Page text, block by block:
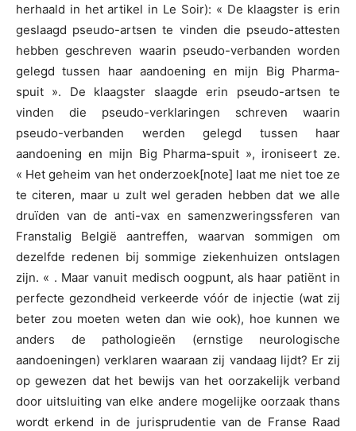
herhaald in het artikel in Le Soir): « De klaagster is erin
geslaagd pseudo-artsen te vinden die pseudo-attesten
hebben geschreven waarin pseudo-verbanden worden
gelegd tussen haar aandoening en mijn Big Pharma-
spuit ». De klaagster slaagde erin pseudo-artsen te
vinden die pseudo-verklaringen schreven waarin
pseudo-verbanden werden gelegd tussen haar
aandoening en mijn Big Pharma-spuit », ironiseert ze.
« Het geheim van het onderzoek[note] laat me niet toe ze
te citeren, maar u zult wel geraden hebben dat we alle
druïden van de anti-vax en samenzweringssferen van
Franstalig België aantreffen, waarvan sommigen om
dezelfde redenen bij sommige ziekenhuizen ontslagen
zijn. « . Maar vanuit medisch oogpunt, als haar patiënt in
perfecte gezondheid verkeerde vóór de injectie (wat zij
beter zou moeten weten dan wie ook), hoe kunnen we
anders de pathologieën (ernstige neurologische
aandoeningen) verklaren waaraan zij vandaag lijdt? Er zij
op gewezen dat het bewijs van het oorzakelijk verband
door uitsluiting van elke andere mogelijke oorzaak thans
wordt erkend in de jurisprudentie van de Franse Raad